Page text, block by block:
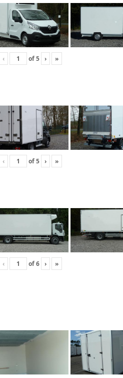
‹ of5 › »
‹ of5 › »
‹ of6 › »